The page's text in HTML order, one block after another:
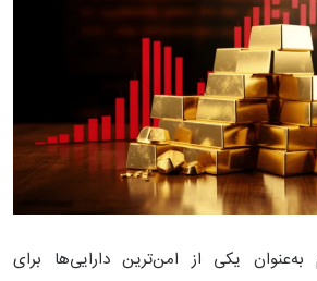
یکی از امن‌ترین دارایی‌ها برای